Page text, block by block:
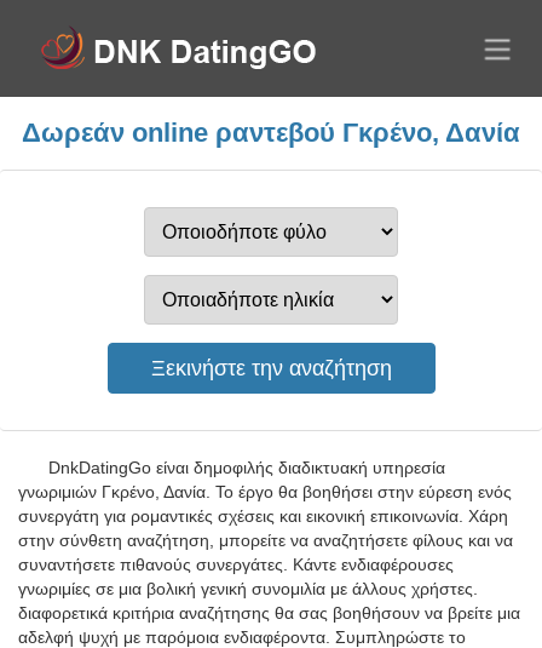
Δωρεάν online ραντεβού Γκρένο, Δανία
DnkDatingGo είναι δημοφιλής διαδικτυακή υπηρεσία
γνωριμιών Γκρένο, Δανία. Το έργο θα βοηθήσει στην εύρεση ενός
συνεργάτη για ρομαντικές σχέσεις και εικονική επικοινωνία. Χάρη
στην σύνθετη αναζήτηση, μπορείτε να αναζητήσετε φίλους και να
συναντήσετε πιθανούς συνεργάτες. Κάντε ενδιαφέρουσες
γνωριμίες σε μια βολική γενική συνομιλία με άλλους χρήστες.
διαφορετικά κριτήρια αναζήτησης θα σας βοηθήσουν να βρείτε μια
αδελφή ψυχή με παρόμοια ενδιαφέροντα. Συμπληρώστε το